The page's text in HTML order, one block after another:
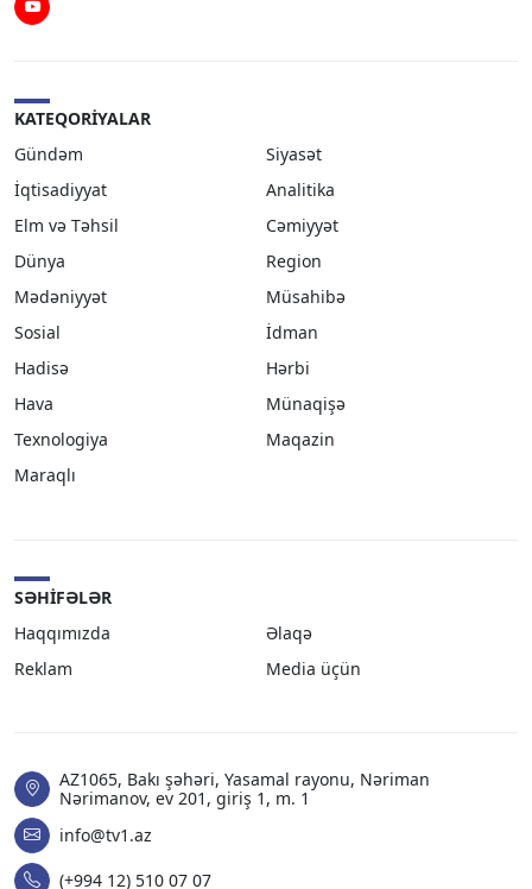
Youtube
KATEQORIYALAR
Gündəm
Siyasət
İqtisadiyyat
Analitika
Elm və Təhsil
Cəmiyyət
Dünya
Region
Mədəniyyət
Müsahibə
Sosial
İdman
Hadisə
Hərbi
Hava
Münaqişə
Texnologiya
Maqazin
Maraqlı
SƏHIFƏLƏR
Haqqımızda
Əlaqə
Reklam
Media üçün
AZ1065, Bakı şəhəri, Yasamal rayonu, Nəriman
Nərimanov, ev 201, giriş 1, m. 1
info@tv1.az
(+994 12) 510 07 07